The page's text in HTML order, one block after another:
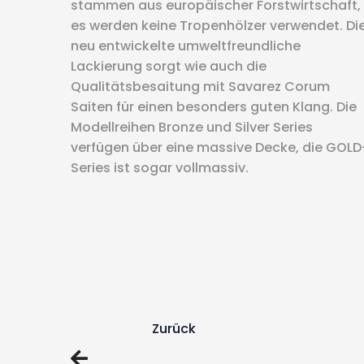
stammen aus europäischer Forstwirtschaft,
es werden keine Tropenhölzer verwendet.
neu entwickelte umweltfreundliche
Lackierung sorgt wie auch die
Qualitätsbesaitung mit Savarez Corum
Saiten für einen besonders guten Klang. Die
Modellreihen Bronze und Silver Series
verfügen über eine massive Decke, die
Series ist sogar vollmassiv.
Zurück